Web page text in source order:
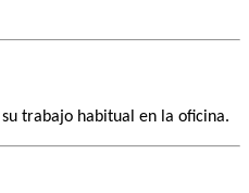
trabajo habitual en la oficina.